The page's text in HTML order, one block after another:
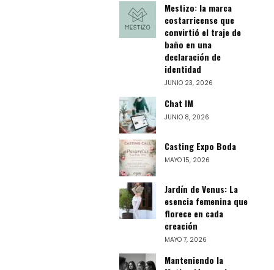
Mestizo: la marca
costarricense que
convirtió el traje de
baño en una
declaración de
identidad
JUNIO 23, 2026
Chat IM
JUNIO 8, 2026
Casting Expo Boda
MAYO 15, 2026
Jardín de Venus: La
esencia femenina que
florece en cada
creación
MAYO 7, 2026
Manteniendo la